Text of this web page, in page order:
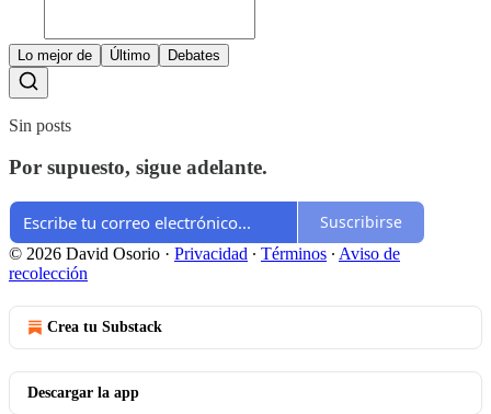
Lo mejor de Último Debates
Sin posts
Por supuesto, sigue adelante.
Suscribirse
© 2026 David Osorio · Privacidad ∙ Términos ∙ Aviso de
recolección
Crea tu Substack
Descargar la app